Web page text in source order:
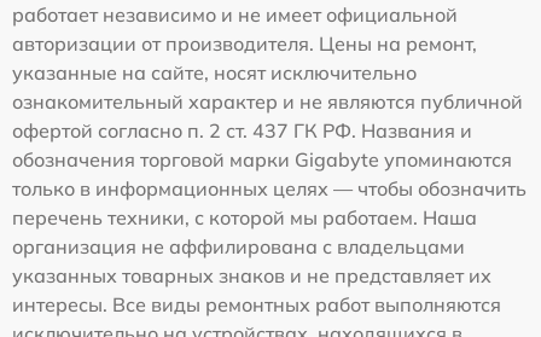
работает независимо и не имеет официальной
авторизации от производителя. Цены на ремонт,
указанные на сайте, носят исключительно
ознакомительный характер и не являются публичной
офертой согласно п. 2 ст. 437 ГК РФ. Названия и
обозначения торговой марки Gigabyte упоминаются
только в информационных целях — чтобы обозначить
перечень техники, с которой мы работаем. Наша
организация не аффилирована с владельцами
указанных товарных знаков и не представляет их
интересы. Все виды ремонтных работ выполняются